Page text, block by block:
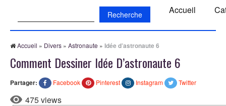
Accueil
Accueil » Divers » Astronaute » Idée d’astronaute 6
Comment Dessiner Idée D’astronaute 6
Partager: Facebook Pinterest Instagram Twitter
475 views